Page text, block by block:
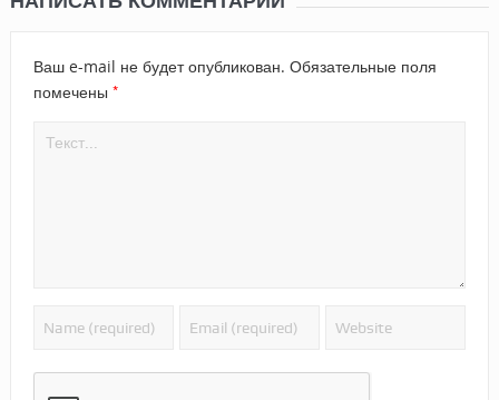
Ваш e-mail не будет опубликован. Обязательные поля
помечены *